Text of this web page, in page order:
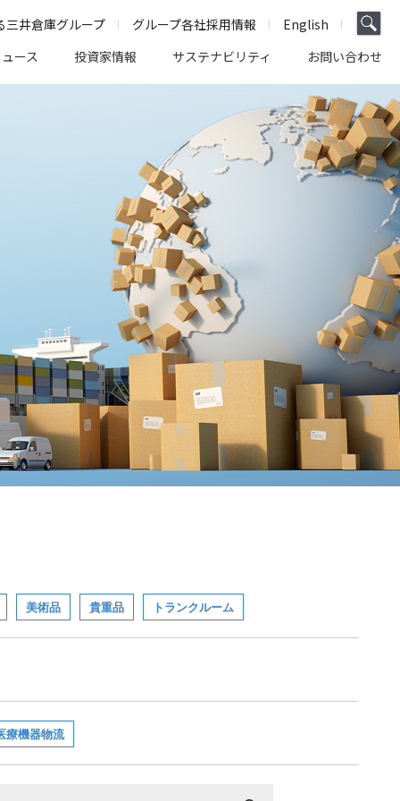
三井倉庫グループ グループ各社採用情報
English
ース
投資家情報 サステナビリティ お問い合わせ
美術品 貴重品 トランクルーム
療機器物流